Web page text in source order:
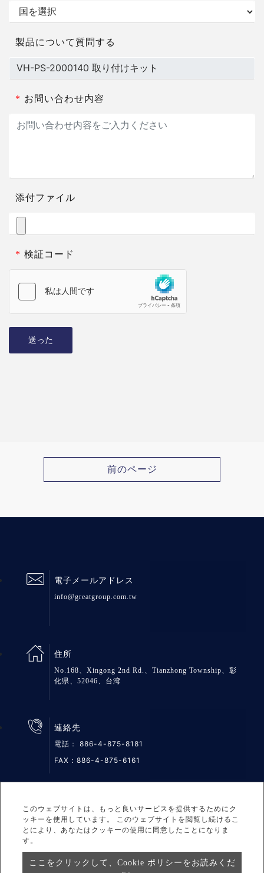
製品について質問する
* お問い合わせ内容
添付ファイル
* 検証コード
送った
前のページ
このウェブサイトは、もっと良いサービスを提供するためにク
ッキーを使用しています。 このウェブサイトを閲覧し続けるこ
とにより、あなたはクッキーの使用に同意したことになりま
す。
ここをクリックして、Cookie ポリシーをお読みくだ
電子メールアドレス
info@greatgroup.com.tw
住所
No.168、Xingong 2nd Rd.、Tianzhong Township、彰
化県、52046、台湾
連絡先
電話： 886-4-875-8181
FAX：886-4-875-6161
サイトマップ プライバシー DESIGNED BY Atteipo
Copyright © 2026 GREAT GROUP MEDICAL CO., LTD. All
rights reserved.